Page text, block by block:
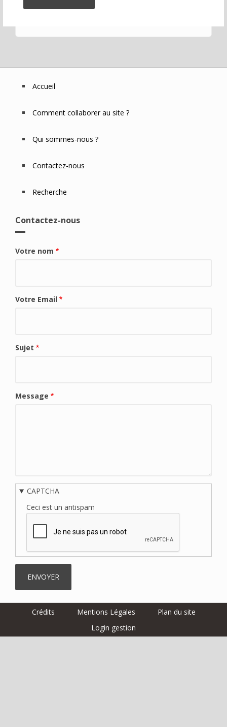
FooterAccueil
Comment collaborer au site ?
Qui sommes-nous ?
Contactez-nous
Recherche
Contactez-nous
Votre nom
Votre Email
Sujet
Message
CAPTCHA
Ceci est un antispam
Pied
Crédits Mentions Légales
Plan du site
Login gestion